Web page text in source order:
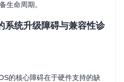
生命周期。
系统升级障碍与兼容性诊
的核心障碍在于硬件支持的缺